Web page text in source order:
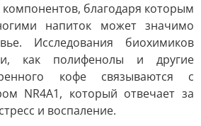
благодаря которым
напиток может значимо
Исследования биохимиков
как полифенолы и другие
кофе связываются с
NR4A1, который отвечает за
и воспаление.